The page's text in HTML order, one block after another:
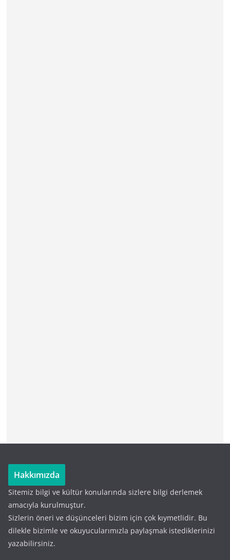
Hakkımızda
Sitemiz bilgi ve kültür konularında sizlere bilgi derlemek
amacıyla kurulmuştur.
Sizlerin öneri ve düşünceleri bizim için çok kıymetlidir. Bu
dilekle bizimle ve okuyucularımızla paylaşmak istediklerinizi
yazabilirsiniz.